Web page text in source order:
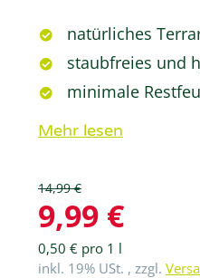
natürliches
staubfreies und
minimale
Mehr lesen
14,99 €
9,99 €
0,50 € pro 1 l
inkl. 19% USt. , zzgl.